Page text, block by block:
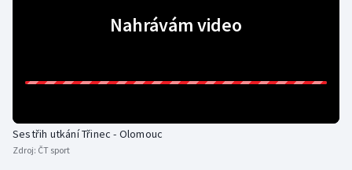
Jezdectví
Judo
Nahrávám video
Sestřih utkání Třinec - Olomouc
Zdroj: ČT sport